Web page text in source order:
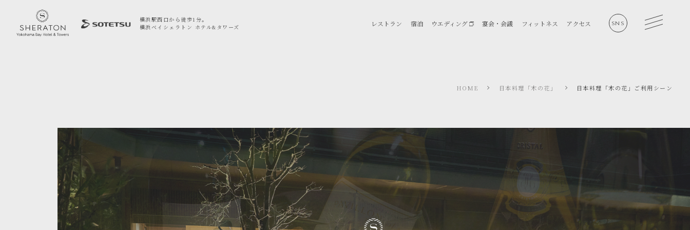
横浜駅西口から徒歩1分。
横浜ベイシェラトン ホテル&タワーズ
レストラン 宿泊 ウエディング 宴会・会議 フィットネス アクセス SNS
HOME 日本料理「木の花」 日本料理「木の花」ご利用シーン
レストラン 横浜をたのしむ
ご宿泊 お知らせ
ウェディング 宴会・会議
個人情報保護方針
ソーシャルメディアポリシ
ー
施設利用規約